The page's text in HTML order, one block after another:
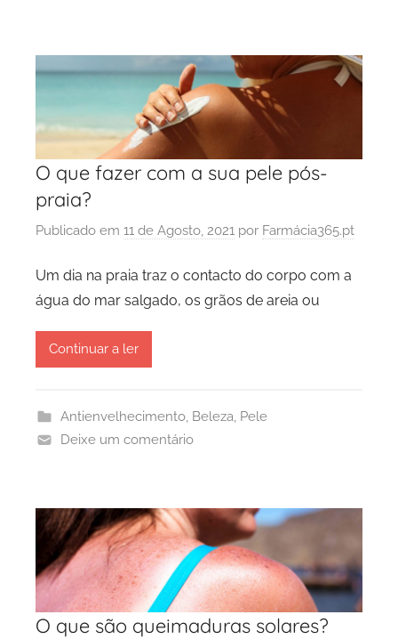
O que fazer com a sua pele pós-
praia?
Publicado em 11 de Agosto, 2021 por Farmácia365.pt
Um dia na praia traz o contacto do corpo com a
água do mar salgado, os grãos de areia ou
Continuar a ler
Antienvelhecimento, Beleza, Pele
Deixe um comentário
O que são queimaduras solares?